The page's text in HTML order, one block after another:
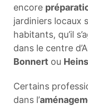
encore
jardiniers locaux
habitants, qu’il
dans le centre
Bonnertou
Certains
dans l’